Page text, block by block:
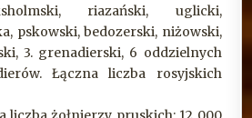
riazański, uglicki,
pskowski, bedozerski, niżowski,
3. grenadierski, 6 oddzielnych
Łączna liczba rosyjskich